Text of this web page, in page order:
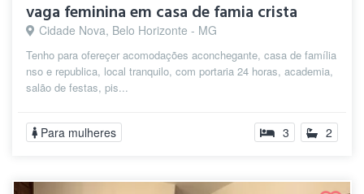
vaga feminina em casa de famia crista
Cidade Nova, Belo Horizonte - MG
Tenho para ofereçer acomodações aconchegante, casa de família
nso e republica, local tranquilo, com portaria 24 horas, academia,
salão de festas, pis...
Para mulheres 3 2